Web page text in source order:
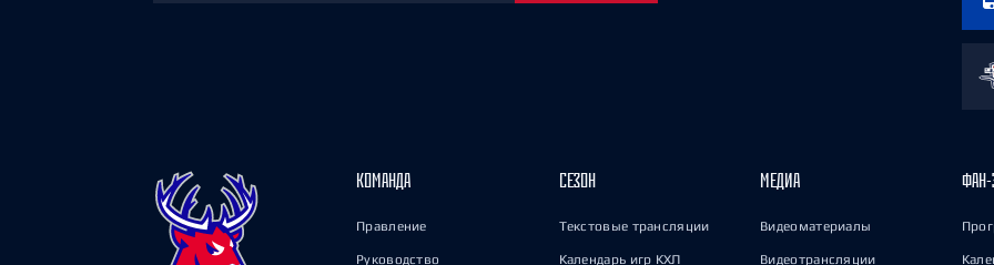
КОМАНДА
Правление
Руководство
СЕЗОН
Текстовые трансляции
Календарь игр КХЛ
МЕДИА
Видеоматериалы
Видеотрансляции
ФАН-